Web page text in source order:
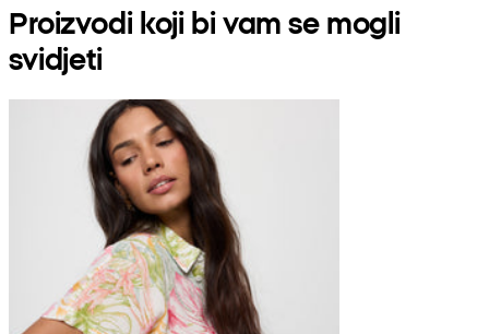
Proizvodi koji bi vam se mogli
svidjeti